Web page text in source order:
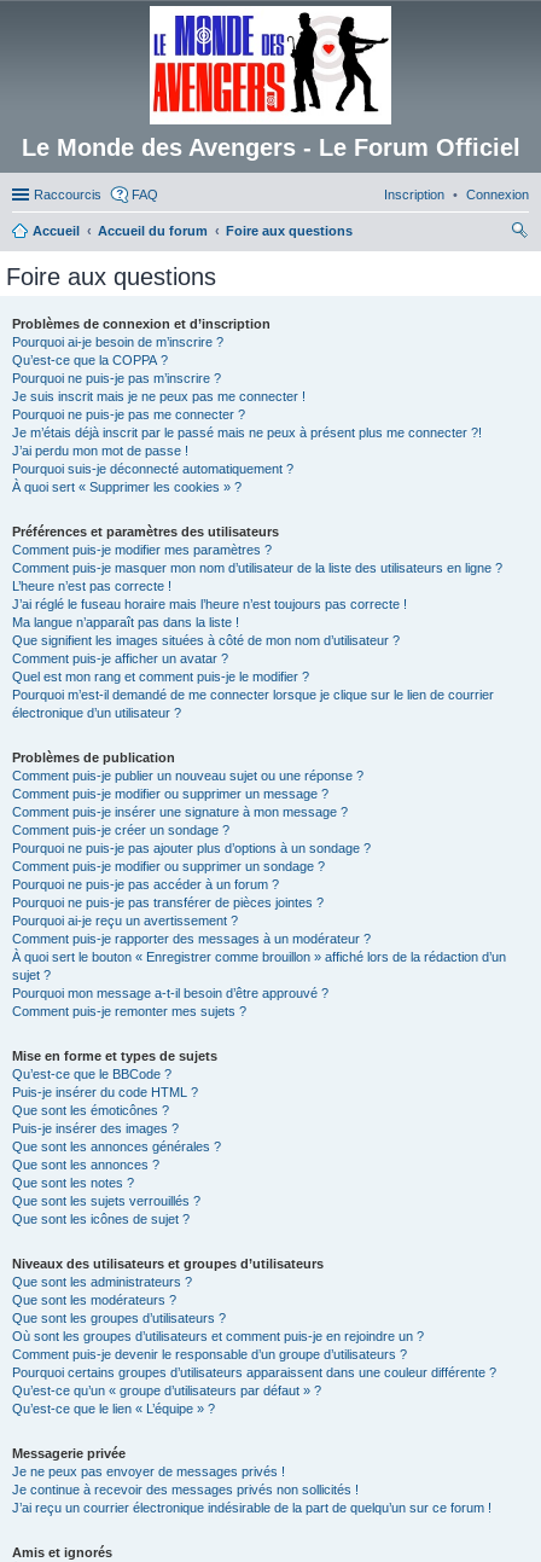
Le Monde des Avengers - Le Forum Officiel
Raccourcis FAQ Connexion
Inscription
Accueil Accueil du forum
Foire aux questions
Foire aux questions
Problèmes de connexion et d’inscription
Pourquoi ai-je besoin de m’inscrire ?
Qu’est-ce que la COPPA ?
Pourquoi ne puis-je pas m’inscrire ?
Je suis inscrit mais je ne peux pas me connecter !
Pourquoi ne puis-je pas me connecter ?
Je m’étais déjà inscrit par le passé mais ne peux à présent plus me connecter ?!
J’ai perdu mon mot de passe !
Pourquoi suis-je déconnecté automatiquement ?
À quoi sert « Supprimer les cookies » ?
Préférences et paramètres des utilisateurs
Comment puis-je modifier mes paramètres ?
Comment puis-je masquer mon nom d’utilisateur de la liste des utilisateurs en ligne ?
L’heure n’est pas correcte !
J’ai réglé le fuseau horaire mais l’heure n’est toujours pas correcte !
Ma langue n’apparaît pas dans la liste !
Que signifient les images situées à côté de mon nom d’utilisateur ?
Comment puis-je afficher un avatar ?
Quel est mon rang et comment puis-je le modifier ?
Pourquoi m’est-il demandé de me connecter lorsque je clique sur le lien de courrier
électronique d’un utilisateur ?
Problèmes de publication
Comment puis-je publier un nouveau sujet ou une réponse ?
Comment puis-je modifier ou supprimer un message ?
Comment puis-je insérer une signature à mon message ?
Comment puis-je créer un sondage ?
Pourquoi ne puis-je pas ajouter plus d’options à un sondage ?
Comment puis-je modifier ou supprimer un sondage ?
Pourquoi ne puis-je pas accéder à un forum ?
Pourquoi ne puis-je pas transférer de pièces jointes ?
Pourquoi ai-je reçu un avertissement ?
Comment puis-je rapporter des messages à un modérateur ?
À quoi sert le bouton « Enregistrer comme brouillon » affiché lors de la rédaction d’un
sujet ?
Pourquoi mon message a-t-il besoin d’être approuvé ?
Comment puis-je remonter mes sujets ?
Mise en forme et types de sujets
Qu’est-ce que le BBCode ?
Puis-je insérer du code HTML ?
Que sont les émoticônes ?
Puis-je insérer des images ?
Que sont les annonces générales ?
Que sont les annonces ?
Que sont les notes ?
Que sont les sujets verrouillés ?
Que sont les icônes de sujet ?
Niveaux des utilisateurs et groupes d’utilisateurs
Que sont les administrateurs ?
Que sont les modérateurs ?
Que sont les groupes d’utilisateurs ?
Où sont les groupes d’utilisateurs et comment puis-je en rejoindre un ?
Comment puis-je devenir le responsable d’un groupe d’utilisateurs ?
Pourquoi certains groupes d’utilisateurs apparaissent dans une couleur différente ?
Qu’est-ce qu’un « groupe d’utilisateurs par défaut » ?
Qu’est-ce que le lien « L’équipe » ?
Messagerie privée
Je ne peux pas envoyer de messages privés !
Je continue à recevoir des messages privés non sollicités !
J’ai reçu un courrier électronique indésirable de la part de quelqu’un sur ce forum !
Amis et ignorés